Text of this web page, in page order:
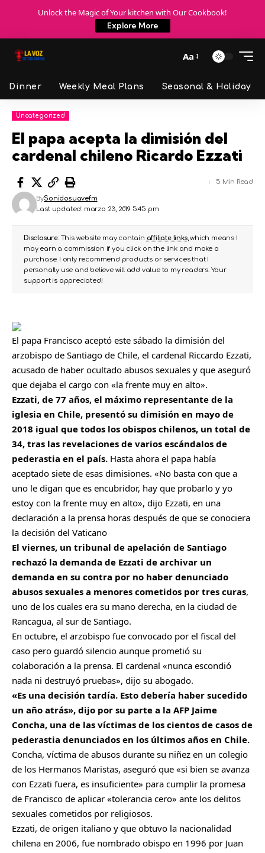
Unlock the Magic of Your kitchen with Our Cookbook!
Explore More
Aa
Dinner Weekly Meal Plans Seasonal & Holiday
Uncategorized
El papa acepta la dimisión del
cardenal chileno Ricardo Ezzati
Last updated: marzo 23, 2019 5:45 pm
BySonidosuavefm
5 Min Read
Disclosure:This website may contain affiliate links, which means I
may earn a commission if you click on the link and make a
purchase. I only recommend products or services that I
personally use and believe will add value to my readers. Your
support is appreciated!
El papa Francisco aceptó este sábado la dimisión del
arzobispo de Santiago de Chile, el cardenal Riccardo Ezzati,
acusado de haber ocultado abusos sexuales y que aseguró
que dejaba el cargo con «la frente muy en alto».
Ezzati, de 77 años, el máximo representante de la
iglesia en Chile, presentó su dimisión en mayo de
2018 igual que todos los obispos chilenos, un total de
34, tras las revelaciones de varios escándalos de
pederastia en el país. Hasta ahora el papa había
aceptado siete de esas dimisiones. «No basta con que a
uno le digan que es encubridor, hay que probarlo y yo
estoy con la frente muy en alto», dijo Ezzati, en una
declaración a la prensa horas después de que se conociera
la decisión del Vaticano
El viernes, un tribunal de apelación de Santiago
rechazó la demanda de Ezzati de archivar un
demanda en su contra por no haber denunciado
abusos sexuales a menores cometidos por tres curas,
uno de los cuales era su mano derecha, en la ciudad de
Rancagua, al sur de Santiago.
En octubre, el arzobispo fue convocado por el fiscal del
caso pero guardó silencio aunque prometió su
colaboración a la prensa. El cardenal «nunca escondió
nada ni destruyó pruebas», dijo su abogado.
«Es una decisión tardía. Esto debería haber sucedido
un año atrás», dijo por su parte a la AFP Jaime
Concha, una de las víctimas de los cientos de casos de
pederastia denunciados en los últimos años en Chile.
Concha, víctima de abusos durante su niñez en un colegio
de los Hermanos Maristas, aseguró que «si bien se avanza
con Ezzati fuera, es insuficiente» para cumplir la promesa
de Francisco de aplicar «tolerancia cero» ante los delitos
sexuales cometidos por religiosos.
Ezzati, de origen italiano y que obtuvo la nacionalidad
chilena en 2006, fue nombrado obispo en 1996 por Juan